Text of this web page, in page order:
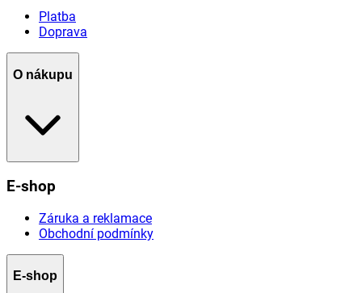
Platba
Doprava
O nákupu
E-shop
Záruka a reklamace
Obchodní podmínky
E-shop